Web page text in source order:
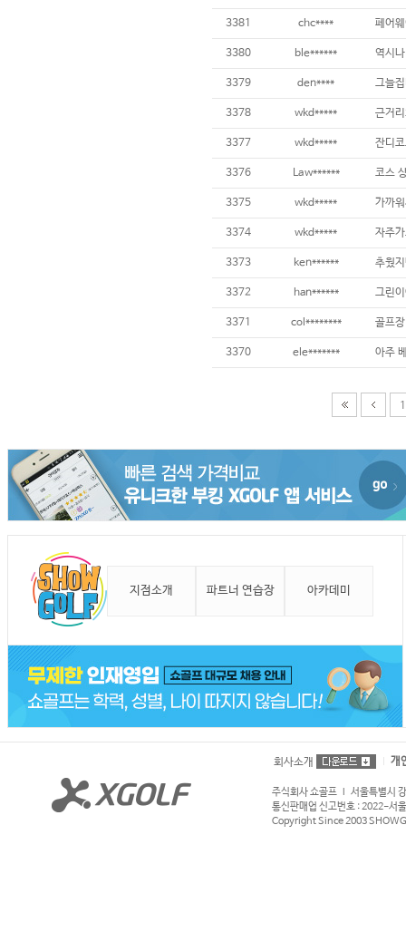
3381 chc****
3380 ble******
3379 den****
3378 wkd*****
3377 wkd*****
3376 Law******
3375 wkd*****
3374 wkd***** 자주
3373 ken******
3372 han******
3371 col******** 골프
3370 ele*******
1
지점소개 파트너 연습장 아카데미
회사소개 개
주식회사 쇼골프 l 서울특별시
통신판매업 신고번호 : 2022-
Copyright Since 2003